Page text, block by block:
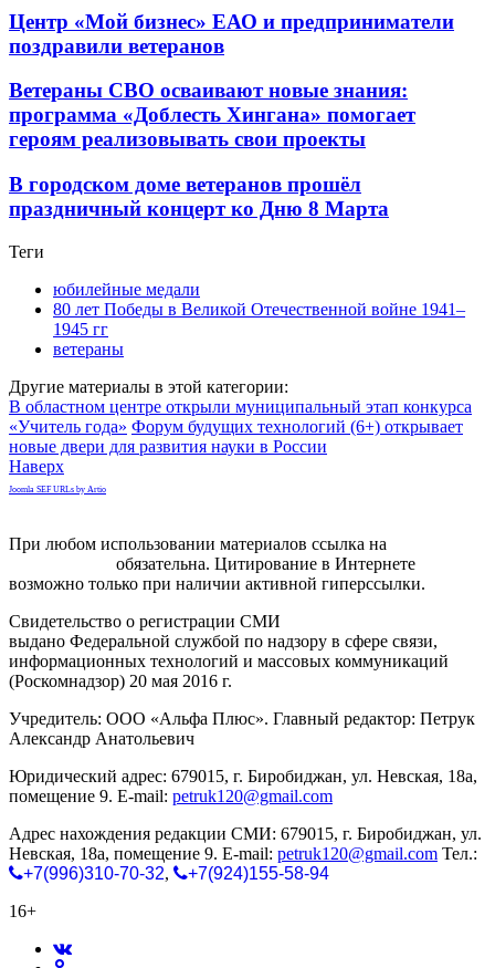
Центр «Мой бизнес» ЕАО и предприниматели
поздравили ветеранов
Ветераны СВО осваивают новые знания:
программа «Доблесть Хингана» помогает
героям реализовывать свои проекты
В городском доме ветеранов прошёл
праздничный концерт ко Дню 8 Марта
Теги
юбилейные медали
80 лет Победы в Великой Отечественной войне 1941–
1945 гг
ветераны
Другие материалы в этой категории:
В областном центре открыли муниципальный этап конкурса
«Учитель года» Форум будущих технологий (6+) открывает
новые двери для развития науки в России
Наверх
Joomla SEF URLs by Artio
При любом использовании материалов ссылка на
обязательна. Цитирование в Интернете
возможно только при наличии активной гиперссылки.
Свидетельство о регистрации СМИ
выдано Федеральной службой по надзору в сфере связи,
информационных технологий и массовых коммуникаций
(Роскомнадзор) 20 мая 2016 г.
Учредитель: ООО «Альфа Плюс». Главный редактор: Петрук
Александр Анатольевич
Юридический адрес: 679015, г. Биробиджан, ул. Невская, 18а,
помещение 9. E-mail: petruk120@gmail.com
Адрес нахождения редакции СМИ: 679015, г. Биробиджан, ул.
Невская, 18а, помещение 9. E-mail: petruk120@gmail.com Тел.:
+7(996)310-70-32,
+7(924)155-58-94
16+